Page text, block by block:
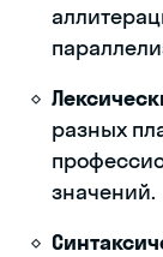
разных
значений.